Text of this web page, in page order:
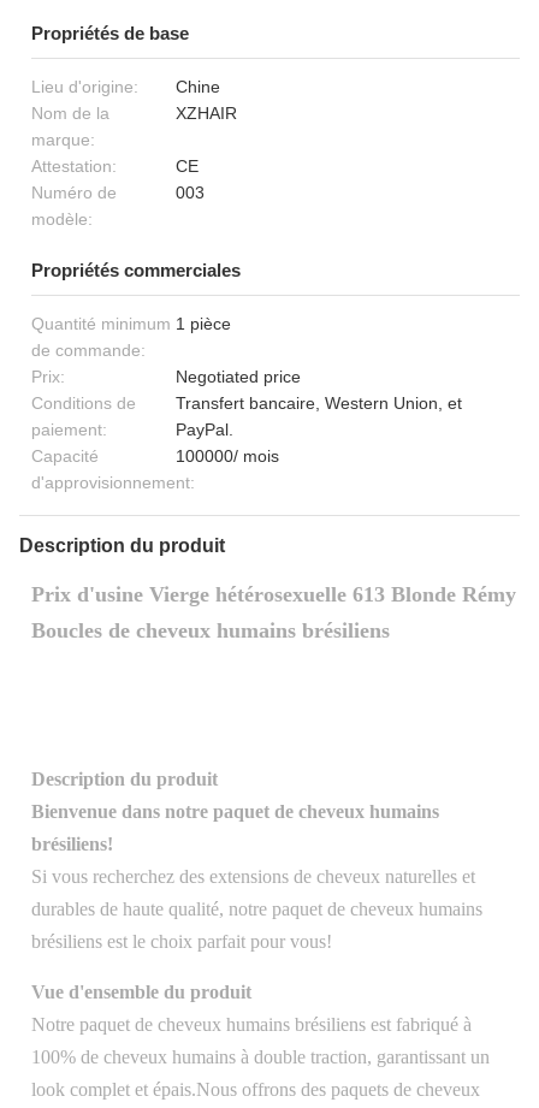
Propriétés de base
Lieu d'origine:
Chine
Nom de la
marque:
XZHAIR
Attestation:
CE
Numéro de
modèle:
003
Propriétés commerciales
Quantité minimum
de commande:
1 pièce
Prix:
Negotiated price
Conditions de
paiement:
Transfert bancaire, Western Union, et
PayPal.
Capacité
d'approvisionnement:
100000/ mois
Description du produit
Prix d'usine Vierge hétérosexuelle 613 Blonde Rémy
Boucles de cheveux humains brésiliens
Description du produit
Bienvenue dans notre paquet de cheveux humains
brésiliens!
Si vous recherchez des extensions de cheveux naturelles et
durables de haute qualité, notre paquet de cheveux humains
brésiliens est le choix parfait pour vous!
Vue d'ensemble du produit
Notre paquet de cheveux humains brésiliens est fabriqué à
100% de cheveux humains à double traction, garantissant un
look complet et épais.Nous offrons des paquets de cheveux